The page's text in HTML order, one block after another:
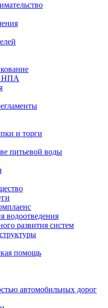
НПА
и торги
питьевой воды
водоотведения
развития систем
помощь
автомобильных дорог